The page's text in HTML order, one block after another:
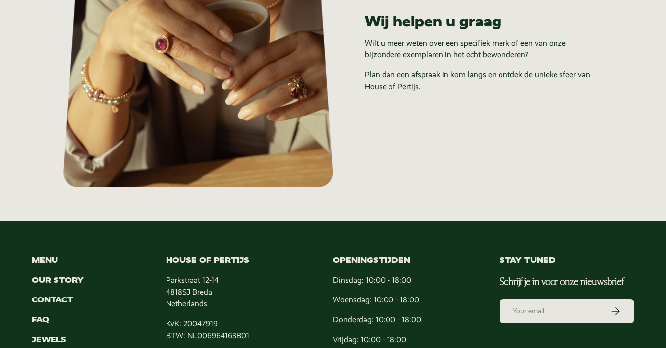
Wij helpen u graag
Wilt u meer weten over een specifiek merk of een van onze
bijzondere exemplaren in het echt bewonderen?
Plan dan een afspraak in kom langs en ontdek de unieke sfeer van
House of Pertijs.
MENU
OUR STORY
CONTACT
FAQ
JEWELS
HOUSE OF PERTIJS
Parkstraat 12-14
4818SJ Breda
Netherlands
KvK: 20047919
BTW: NL006964163B01
OPENINGSTIJDEN
Dinsdag: 10:00 - 18:00
Woensdag: 10:00 - 18:00
Donderdag: 10:00 - 18:00
Vrijdag: 10:00 - 18:00
STAY TUNED
Schrijf je in voor onze nieuwsbrief
Email Subscribe